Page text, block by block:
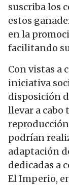
suscriba los
estos
en la
facilitando
Con vistas a
iniciativa
disposición
llevar a cabo
reproducción
podrían
adaptación
dedicadas a
El Imperio,